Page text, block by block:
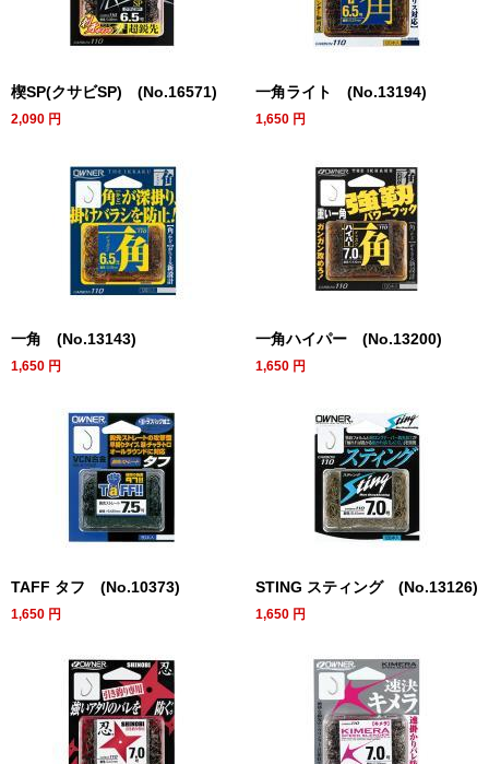
楔SP(クサビSP) (No.16571)
2,090 円
一角ライト (No.13194)
1,650 円
一角 (No.13143)
1,650 円
一角ハイパー (No.13200)
1,650 円
TAFF タフ (No.10373)
1,650 円
STING スティング (No.13126)
1,650 円